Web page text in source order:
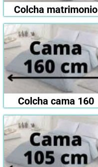
Colcha matrimonio
Colcha cama 160